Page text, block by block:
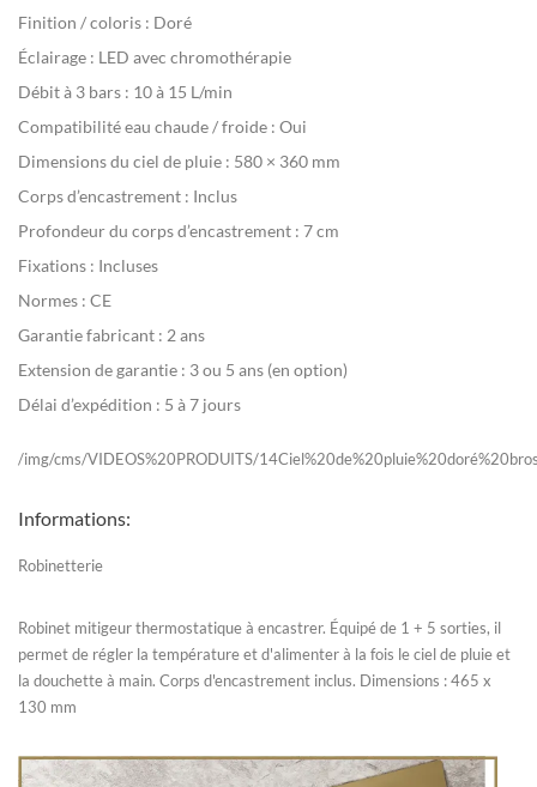
Finition / coloris : Doré
Éclairage : LED avec chromothérapie
Débit à 3 bars : 10 à 15 L/min
Compatibilité eau chaude / froide : Oui
Dimensions du ciel de pluie : 580 × 360 mm
Corps d’encastrement : Inclus
Profondeur du corps d’encastrement : 7 cm
Fixations : Incluses
Normes : CE
Garantie fabricant : 2 ans
Extension de garantie : 3 ou 5 ans (en option)
Délai d’expédition : 5 à 7 jours
/img/cms/VIDEOS%20PRODUITS/
Informations:
Robinetterie
Robinet mitigeur thermostatique à encastrer. Équipé de 1 + 5 sorties, il
permet de régler la température et d'alimenter à la fois le ciel de pluie et
la douchette à main. Corps d'encastrement inclus. Dimensions : 465 x
130 mm